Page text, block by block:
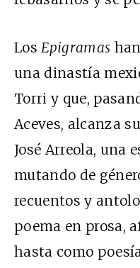
LosEpigramas
una dinastía
Torri y que,
Aceves, alcanza
José Arreola, una
mutando de
recuentos y
poema en prosa,
hasta como